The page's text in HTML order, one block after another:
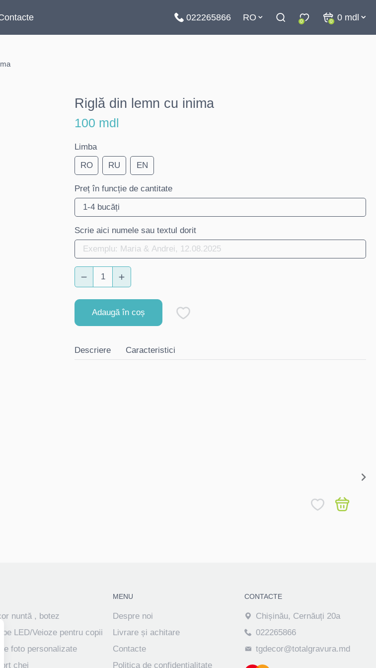
022265866 RO 0 0 0 mdl
Riglă din lemn cu inima
100 mdl
Limba
RO
RU EN
Preț în funcție de cantitate
Scrie aici numele sau textul dorit
Adaugă în coș
Descriere Caracteristici
nuntă , botez
LED/Veioze pentru copii
foto personalizate
chei
MENU
Despre noi
Livrare și achitare
Contacte
Politica de confidențialitate
CONTACTE
Chișinău, Cernăuți 20a
022265866
tgdecor@totalgravura.md